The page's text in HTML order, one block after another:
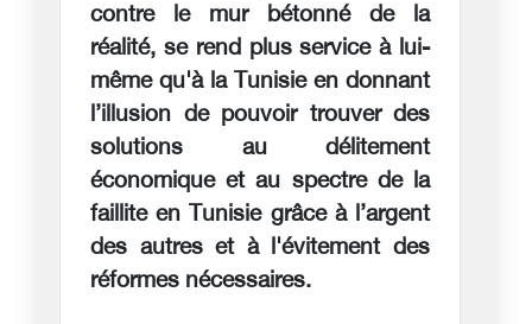
contre le mur bétonné de la
réalité, se rend plus service à lui-
même qu'à la Tunisie en donnant
l’illusion de pouvoir trouver des
solutions au délitement
économique et au spectre de la
faillite en Tunisie grâce à l’argent
des autres et à l'évitement des
réformes nécessaires.